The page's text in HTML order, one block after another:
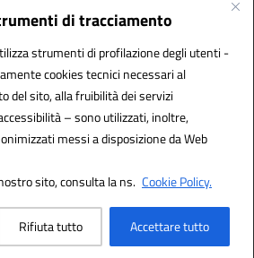
di tracciamento
strumenti di profilazione degli utenti -
cookies tecnici necessari al
del sito, alla fruibilità dei servizi
– sono utilizzati, inoltre,
messi a disposizione da Web
sito, consulta la ns. Cookie Policy.
Rifiuta tutto Accettare tutto
92112710907
IT79 V010 1585 0900 0007 0215 378
Numero conto
by 3D Solution S.r.l.
Design by Designers Italia